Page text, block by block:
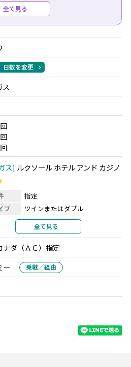
/空港チェックインアシスト
50%OFFで手配可能！詳しくは
ョナルツアー：各種取り揃えて
せください。（例：グランドキ
るから、ホースシューベントと
い！など。）
全て見る
日数を変更
ス
ス ルクソール ホテル アンド カジノ
指定
プ
ツインまたはダブル
2名1室利用
ゴリ
指定なし
全て見る
ナダ（ＡＣ）指定
ー 乗継／経由